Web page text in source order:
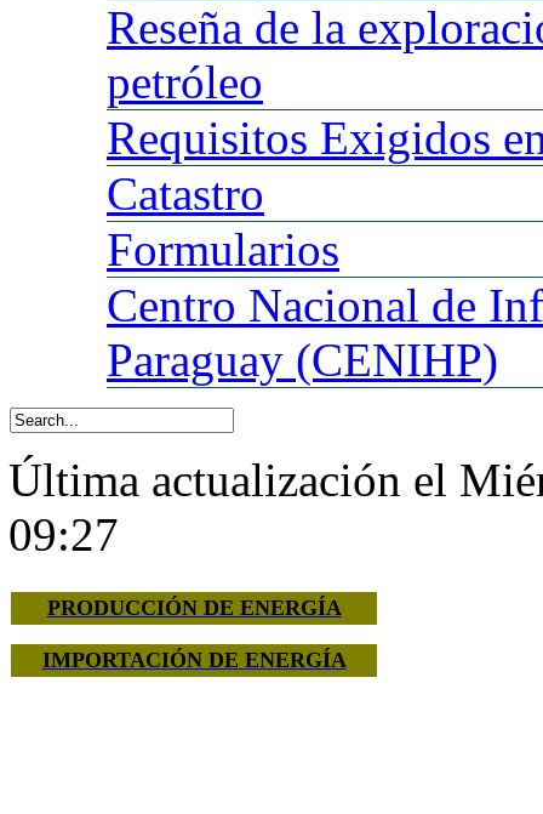
Reseña de la
petróleo
Requisitos Exigidos
Catastro
Formularios
Centro Nacional de
Paraguay (CENIHP)
Última actualización el
09:27
PRODUCCIÓN DE ENERGÍA
IMPORTACIÓN DE ENERGÍA